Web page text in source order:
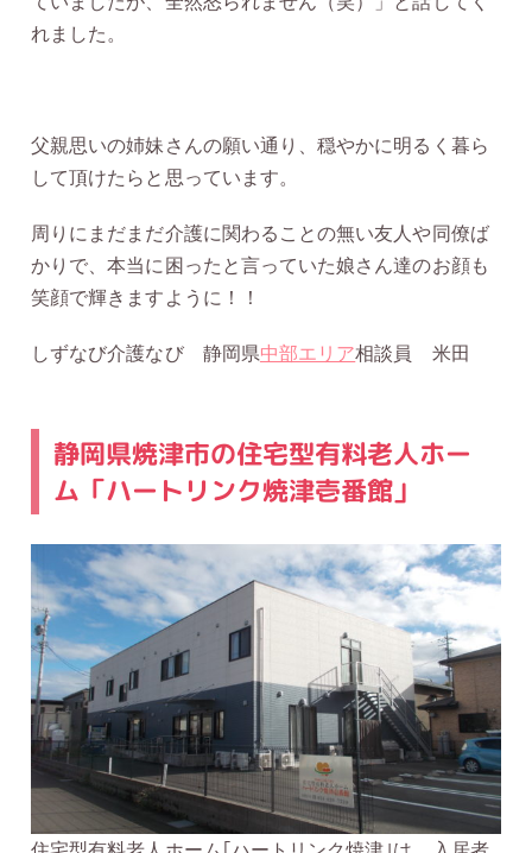
れました。
父親思いの姉妹さんの願い通り、穏やかに明るく暮ら
して頂けたらと思っています。
周りにまだまだ介護に関わることの無い友人や同僚ば
かりで、本当に困ったと言っていた娘さん達のお顔も
笑顔で輝きますように！！
しずなび介護なび 静岡県中部エリア相談員 米田
静岡県焼津市の住宅型有料老人ホー
ム「ハートリンク焼津壱番館」